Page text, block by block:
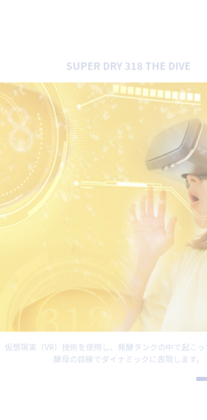
スーパードライの
スピード・スケール